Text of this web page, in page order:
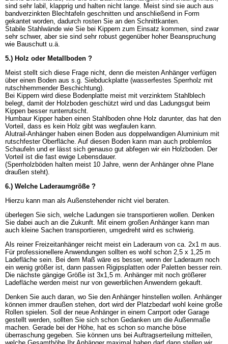
sind sehr labil, klapprig und halten nicht lange. Meist sind sie auch aus
bandverzinkten Blechtafeln geschnitten und anschließend in Form
gekantet worden, dadurch rosten Sie an den Schnittkanten.
Stabile Stahlwände wie Sie bei Kippern zum Einsatz kommen, sind zwar
sehr schwer, aber sie sind sehr robust gegenüber hoher Beanspruchung
wie Bauschutt u.ä.
5.) Holz oder Metallboden ?
Meist stellt sich diese Frage nicht, denn die meisten Anhänger verfügen
über einen Boden aus s.g. Siebduckplatte (wasserfestes Sperrholz mit
rutschhemmender Beschichtung).
Bei Kippern wird diese Bodenplatte meist mit verzinktem Stahlblech
belegt, damit der Holzboden geschützt wird und das Ladungsgut beim
Kippen besser runterrutscht.
Humbaur Kipper haben einen Stahlboden ohne Holz darunter, das hat den
Vorteil, dass es kein Holz gibt was wegfaulen kann.
Alutrail-Anhänger haben einen Boden aus doppelwandigen Aluminium mit
rutschfester Oberfläche. Auf diesen Boden kann man auch problemlos
Schaufeln und er lässt sich genauso gut abfegen wir ein Holzboden. Der
Vorteil ist die fast ewige Lebensdauer.
(Sperrholzböden halten meist 10 Jahre, wenn der Anhänger ohne Plane
draußen steht).
6.) Welche Laderaumgröße ?
Hierzu kann man als Außenstehender nicht viel beraten.
überlegen Sie sich, welche Ladungen sie transportieren wollen. Denken
Sie dabei auch an die Zukunft. Mit einem großen Anhänger kann man
auch kleine Sachen transportieren, umgedreht wird es schwierig.
Als reiner Freizeitanhänger reicht meist ein Laderaum von ca. 2x1 m aus.
Für professionellere Anwendungen sollten es wohl schon 2,5 x 1,25 m
Ladefläche sein. Bei dem Maß wäre es besser, wenn der Laderaum noch
ein wenig größer ist, dann passen Rigipsplatten oder Paletten besser rein.
Die nächste gängige Größe ist 3x1,5 m. Anhänger mit noch größerer
Ladefläche werden meist nur von gewerblichen Anwendern gekauft.
Denken Sie auch daran, wo Sie den Anhänger hinstellen wollen. Anhänger
können immer draußen stehen, dort wird der Platzbedarf wohl keine große
Rollen spielen. Soll der neue Anhänger in einem Carrport oder Garage
gestellt werden, sollten Sie sich schon Gedanken um die Außenmaße
machen. Gerade bei der Höhe, hat es schon so manche böse
überraschung gegeben. Sie können uns bei Auftragserteilung mitteilen,